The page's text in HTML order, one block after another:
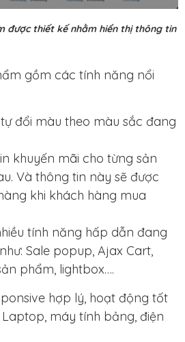
được thiết kế nhằm hiển thị thông tin
gồm các tính năng nổi
đổi màu theo màu sắc đang
khuyến mãi cho từng sản
Và thông tin này sẽ được
khi khách hàng mua
tính năng hấp dẫn đang
Sale popup, Ajax Cart,
phẩm, lightbox….
hợp lý, hoạt động tốt
máy tính bảng, điện